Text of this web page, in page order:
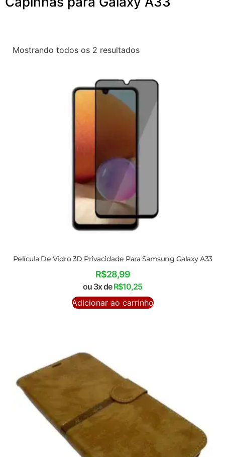
Mostrando todos os 2 resultados
Película De Vidro 3D Privacidade Para Samsung Galaxy A33
R$28,99
ou 3x deR$10,25
Adicionar ao carrinho